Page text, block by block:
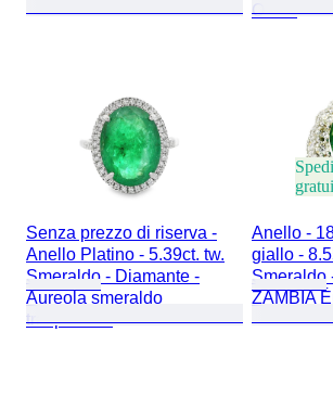
Ovale
Senza prezzo di riserva -
Anello Platino - 5.39ct. tw.
Smeraldo - Diamante -
Aureola smeraldo
trasparente
Anello -
giallo -
Smeraldo
ZAMBIA